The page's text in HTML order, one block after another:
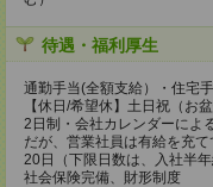
待遇・福利厚生
通勤手当(全額支給）・住宅
【休日/希望休】土日祝（お
2日制・会社カレンダーに
だが、営業社員は有給を充
20日（下限日数は、入社半
社会保険完備、財形制度